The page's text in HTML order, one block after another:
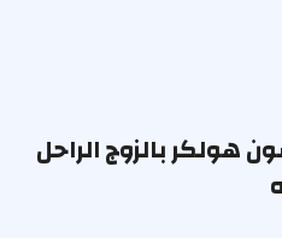
هولكر بالزوج الراحل